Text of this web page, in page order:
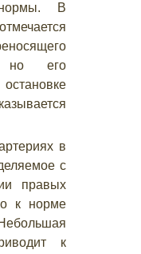
В
но его
в
с
правых
к норме
к